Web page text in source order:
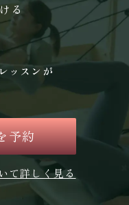
る
ッスンが
予約
て詳しく見る